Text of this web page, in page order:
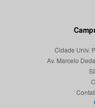
Cidade Univ.
Av. Marcelo